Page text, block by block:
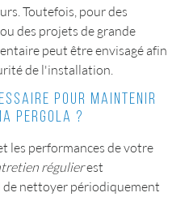
Toutefois, pour des
des projets de grande
peut être envisagé afin
de l'installation.
pour maintenir
pergola ?
les performances de votre
régulierest
de nettoyer périodiquement